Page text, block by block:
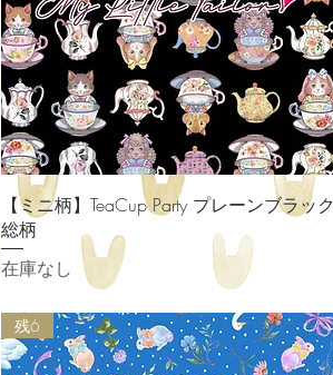
クイックビュー
【ミニ柄】TeaCup Party プレーンブラック
総柄
在庫なし
残6